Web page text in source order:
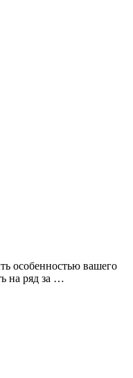
особенностью вашего
на ряд за …